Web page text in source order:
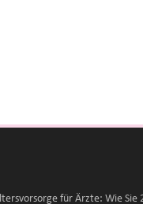
für Ärzte: Wie Sie